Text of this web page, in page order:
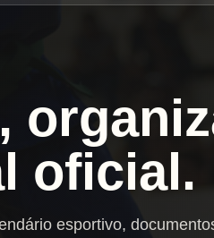
oficial.
esportivo,